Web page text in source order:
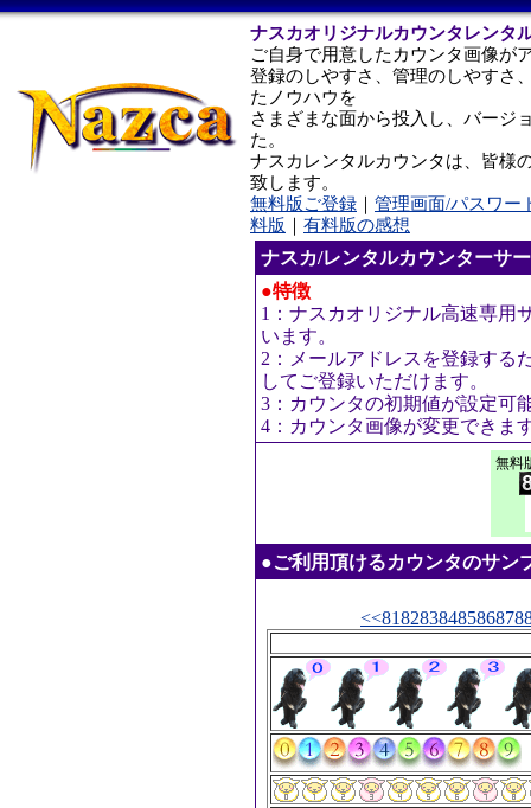
ナスカオリジナルカウンタレンタ
ご自身で用意したカウンタ画像が
登録のしやすさ、管理のしやすさ
たノウハウを
さまざまな面から投入し、バージ
た。
ナスカレンタルカウンタは、皆様
致します。
無料版ご登録 ｜ 管理画面/パスワー
料版 ｜ 有料版の感想
ナスカ/レンタルカウンターサ
●特徴
1：ナスカオリジナル高速専用
います。
2：メールアドレスを登録する
してご登録いただけます。
3：カウンタの初期値が設定可
4：カウンタ画像が変更できま
無料
●ご利用頂けるカウンタのサン
<<81828384858687